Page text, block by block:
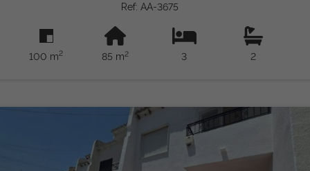
camere doppie, 1 bagno completo e 1 WC, rappresentando
un'opzione ideale sia come residenza abituale, seconda casa o
investimento per affitti vacanze. Tra i miglioramenti vi sono il
rinforzo delle fondamenta con acciaio e cemento, oltre a
organizzare riunioni all'aperto o semplicemente rilassarsi. La
sua eccellente posizione permette di andare a piedi fino alla
spiaggia e godere di tutti i servizi necessari: supermercati,
ristoranti, trasporti pubblici, centri sanitari e aree ricreative.
Ref: AA-3675
100 m2 85 m2 3 2